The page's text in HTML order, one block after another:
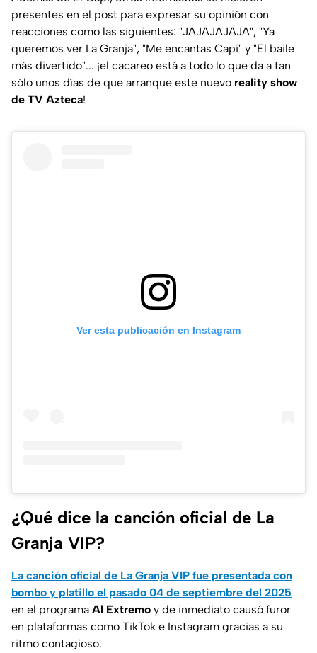
presentes en el post para expresar su opinión con
reacciones como las siguientes: "JAJAJAJAJA", "Ya
queremos ver La Granja", "Me encantas Capi" y "El baile
más divertido"... ¡el cacareo está a todo lo que da a tan
sólo unos días de que arranque este nuevo reality show
de TV Azteca!
Ver esta publicación en Instagram
¿Qué dice la canción oficial de La
Granja VIP?
La canción oficial de La Granja VIP fue presentada con
bombo y platillo el pasado 04 de septiembre del 2025
en el programa Al Extremo y de inmediato causó furor
en plataformas como TikTok e Instagram gracias a su
ritmo contagioso.